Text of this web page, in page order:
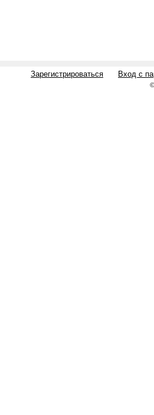
Зарегистрироваться Вход с